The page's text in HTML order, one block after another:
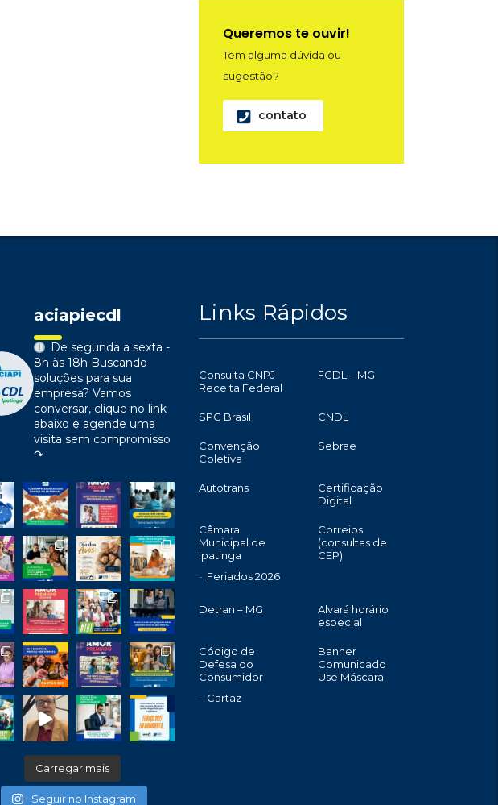
Queremos te ouvir!
Tem alguma dúvida ou
sugestão?
contato
aciapiecdl
De segunda a sexta -
8h às 18h Buscando
soluções para sua
empresa? Vamos
conversar, clique no link
abaixo e agende uma
visita sem compromisso
↷
Carregar mais
Seguir no Instagram
Links Rápidos
Consulta CNPJ
Receita Federal
FCDL – MG
SPC Brasil CNDL
Convenção
Coletiva
Sebrae
Autotrans
Certificação
Digital
Câmara
Municipal de
Ipatinga
Feriados 2026
Correios
(consultas de
CEP)
Detran – MG
Alvará horário
especial
Código de
Defesa do
Consumidor
Cartaz
Banner
Comunicado
Use Máscara